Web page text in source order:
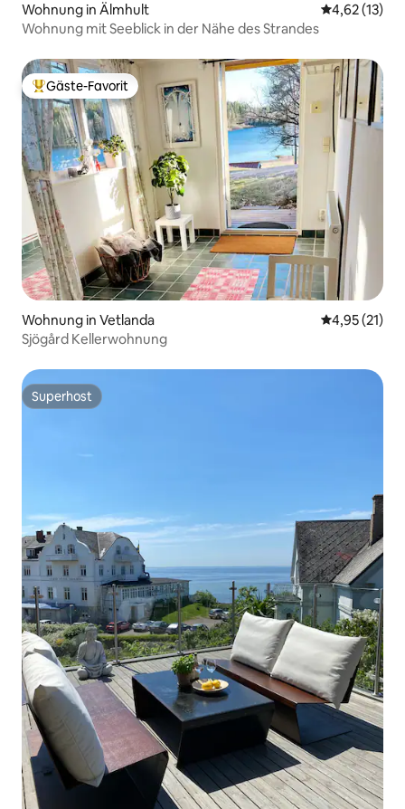
Wohnung in Älmhult
4,62 (13)
Wohnung mit Seeblick in der Nähe des Strandes
Beliebter Gäste-Favorit.
Gäste-Favorit
Wohnung in Vetlanda
4,95 (21)
Sjögård Kellerwohnung
Superhost
Superhost